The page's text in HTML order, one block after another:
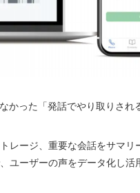
かった「発話でやり取りされ
レージ、重要な会話をサマリ
ユーザーの声をデータ化し活